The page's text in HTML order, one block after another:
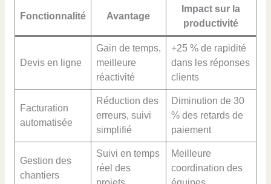
Fonctionnalité Avantage
Impact sur la
productivité
Devis en ligne
Gain de temps,
meilleure
réactivité
+25 % de rapidité
dans les réponses
clients
Facturation
automatisée
Réduction des
erreurs, suivi
simplifié
Diminution de 30
% des retards de
paiement
Gestion des
chantiers
Suivi en temps
réel des
Meilleure
coordination des